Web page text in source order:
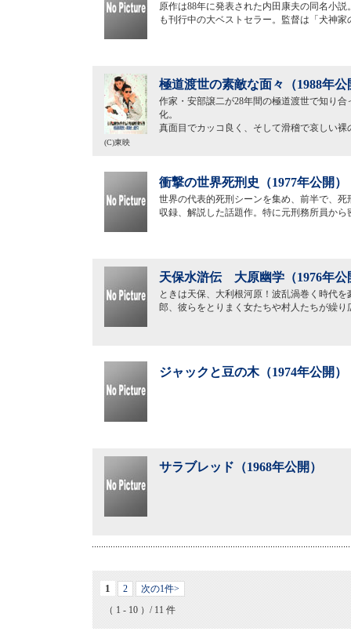
原作は88年に発表された内田康夫の同名小
も刊行中の大ベストセラー。監督は「犬神
極道渡世の素敵な面々（1988年公
作家・安部譲二が28年間の極道渡世で知り
化。
真面目でカッコ良く、そして滑稽で哀しい
(C)東映
衝撃の世界死刑史（1977年公開）
世界の代表的死刑シーンを集め、前半で、
収録、解説した話題作。特に元刑務所員か
天保水滸伝 大原幽学（1976年公
ときは天保、大利根河原！波乱渦巻く時代
郎、彼らをとりまく女たちや村人たちが繰
ジャックと豆の木（1974年公開）
サラブレッド（1968年公開）
1 2
次の1件>
（ 1 - 10 ）/ 11 件